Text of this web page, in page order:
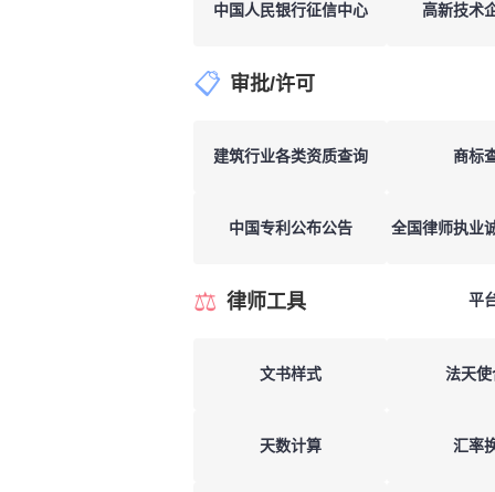
中国人民银行征信中心 高新技术
📋 审批/许可
建筑行业各类资质查询 商标
中国专利公布公告 全国律师执业
平
⚖️ 律师工具
文书样式 法天使
天数计算 汇率